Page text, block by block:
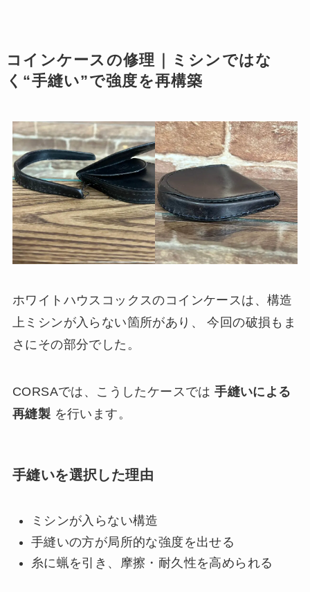
コインケースの修理｜ミシンではな
く“手縫い”で強度を再構築
ホワイトハウスコックスのコインケースは、構造
上ミシンが入らない箇所があり、 今回の破損もま
さにその部分でした。
CORSAでは、こうしたケースでは手縫いによる
再縫製 を行います。
手縫いを選択した理由
ミシンが入らない構造
手縫いの方が局所的な強度を出せる
糸に蝋を引き、摩擦・耐久性を高められる